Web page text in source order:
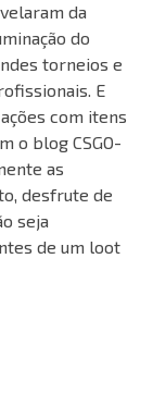
da
do
torneios e
E
com itens
o blog CSGO-
as
desfrute de
seja
de um loot